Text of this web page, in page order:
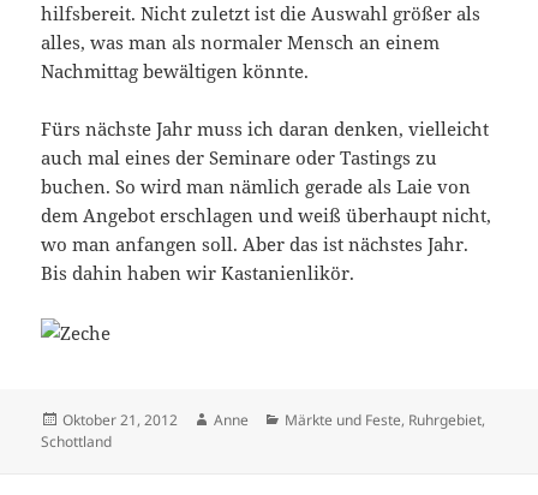
hilfsbereit. Nicht zuletzt ist die Auswahl größer als
alles, was man als normaler Mensch an einem
Nachmittag bewältigen könnte.
Fürs nächste Jahr muss ich daran denken, vielleicht
auch mal eines der Seminare oder Tastings zu
buchen. So wird man nämlich gerade als Laie von
dem Angebot erschlagen und weiß überhaupt nicht,
wo man anfangen soll. Aber das ist nächstes Jahr.
Bis dahin haben wir Kastanienlikör.
Veröffentlicht
am
Oktober 21, 2012 Autor
Anne Kategorien
Märkte und Feste, Ruhrgebiet,
Schottland